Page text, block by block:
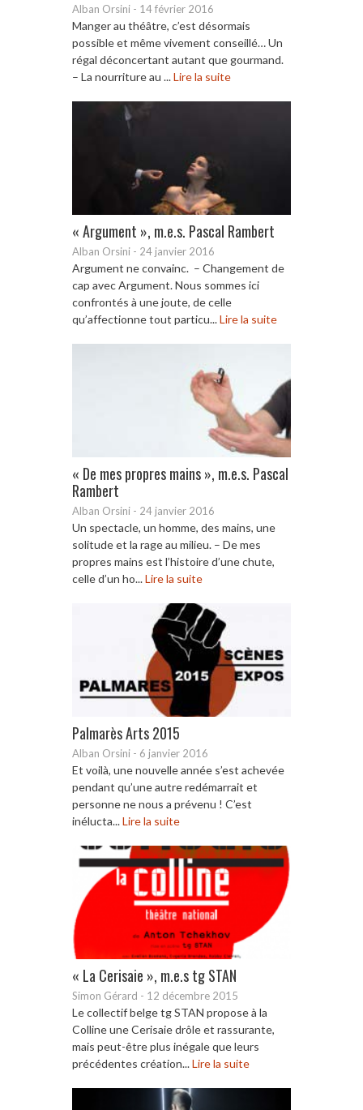
Alban Orsini - 14 février 2016
Manger au théâtre, c’est désormais
possible et même vivement conseillé… Un
régal déconcertant autant que gourmand.
– La nourriture au ...Lire la suite
« Argument », m.e.s. Pascal Rambert
Alban Orsini - 24 janvier 2016
Argument ne convainc. – Changement de
cap avec Argument. Nous sommes ici
confrontés à une joute, de celle
qu’affectionne tout particu...Lire la suite
« De mes propres mains », m.e.s. Pascal
Rambert
Alban Orsini - 24 janvier 2016
Un spectacle, un homme, des mains, une
solitude et la rage au milieu. – De mes
propres mains est l’histoire d’une chute,
celle d’un ho...Lire la suite
Palmarès Arts 2015
Alban Orsini - 6 janvier 2016
Et voilà, une nouvelle année s’est achevée
pendant qu’une autre redémarrait et
personne ne nous a prévenu ! C’est
inélucta...Lire la suite
« La Cerisaie », m.e.s tg STAN
Simon Gérard - 12 décembre 2015
Le collectif belge tg STAN propose à la
Colline une Cerisaie drôle et rassurante,
mais peut-être plus inégale que leurs
précédentes création...Lire la suite